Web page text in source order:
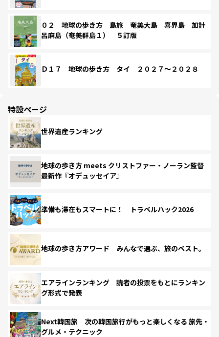
０２ 地球の歩き方 島旅 奄美大島 喜界島 加計
呂麻島（奄美群島１） ５訂版
Ｄ１７ 地球の歩き方 タイ ２０２７～２０２８
特設ページ
世界遺産ランキング
地球の歩き方 meets クリストファー・ノーラン監督
最新作『オデュッセイア』
準備も滞在もスマートに！ トラベルハック2026
地球の歩き方アワード みんなで選ぶ、旅のベスト。
エアラインランキング 読者の投票をもとにランキン
グ形式で発表
Next韓国旅 次の韓国旅行がもっと楽しくなる 旅先・
グルメ・テクニック